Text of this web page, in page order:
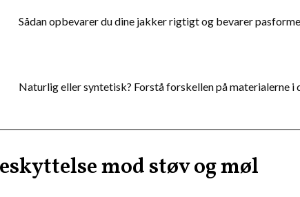
Sådan opbevarer du dine jakker rigtigt og bevarer
Naturlig eller syntetisk? Forstå forskellen på materialerne i
mod støv og møl